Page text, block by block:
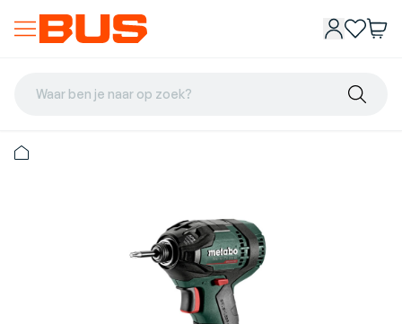
Waar ben je naar op zoek?